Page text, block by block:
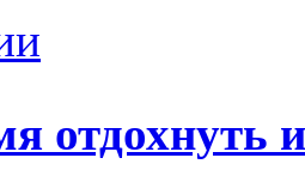
отдохнуть